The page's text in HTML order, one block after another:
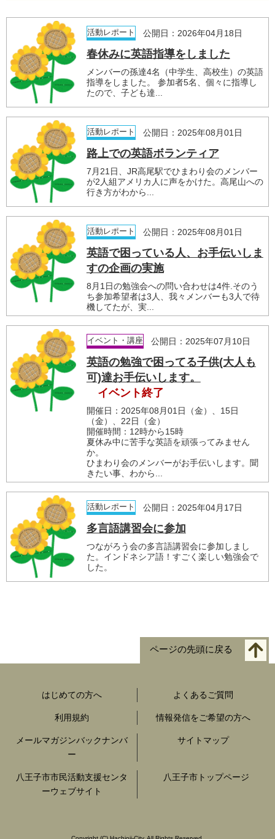
活動レポート 公開日：2026年04月18日
春休みに英語指導をしました
メンバーの孫達4名（中学生、高校生）の英語
指導をしました。 参加者5名、個々に指導し
たので、子ども達...
活動レポート 公開日：2025年08月01日
路上での英語ボランティア
7月21日、JR高尾駅でひまわり会のメンバー
が2人組アメリカ人に声をかけた。高尾山への
行き方がわから...
活動レポート 公開日：2025年08月01日
英語で困っている人、お手伝いしま
すの企画の実施
8月1日の勉強会への問い合わせは4件.そのう
ち参加希望者は3人、我々メンバーも3人で待
機してたが、実...
イベント・講座 公開日：2025年07月10日
英語の勉強で困ってる子供(大人も
可)達お手伝いします。
イベント終了
開催日：2025年08月01日（金）、15日
（金）、22日（金）
開催時間：12時から15時
夏休み中に苦手な英語を頑張ってみません
か。
ひまわり会のメンバーがお手伝いします。聞
きたい事、わから...
活動レポート 公開日：2025年04月17日
多言語講習会に参加
つながろう会の多言語講習会に参加しまし
た。インドネシア語！すごく楽しい勉強会で
した。
ページの先頭に戻る
はじめての方へ よくあるご質問
利用規約 情報発信をご希望の方へ
メールマガジンバックナンバ
ー
サイトマップ
八王子市市民活動支援センタ
ーウェブサイト
八王子市トップページ